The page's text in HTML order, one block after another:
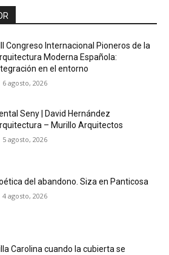
Congreso Internacional Pioneros de la
Moderna Española:
en el entorno
6 agosto, 2026
Seny | David Hernández
– Murillo Arquitectos
5 agosto, 2026
del abandono. Siza en Panticosa
4 agosto, 2026
Carolina cuando la cubierta se